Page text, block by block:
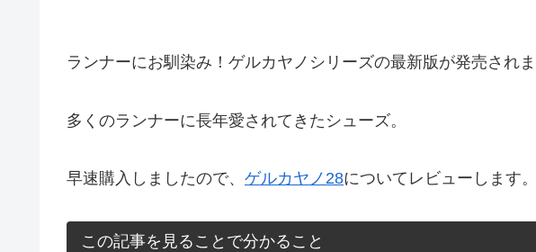
ランナーにお馴染み！ゲルカヤノシリーズの最新版が発売されま
多くのランナーに長年愛されてきたシューズ。
早速購入しましたので、 ゲルカヤノ28についてレビューします。
この記事を見ることで分かること